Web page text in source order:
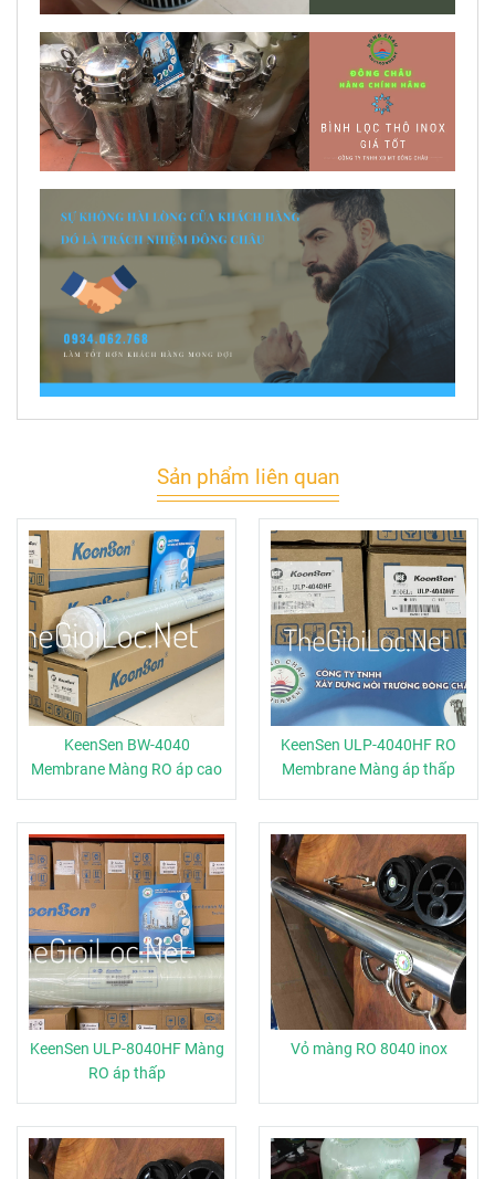
Sản phẩm liên quan
KeenSen BW-4040
Membrane Màng RO áp cao
KeenSen ULP-4040HF RO
Membrane Màng áp thấp
KeenSen ULP-8040HF Màng
RO áp thấp
Vỏ màng RO 8040 inox